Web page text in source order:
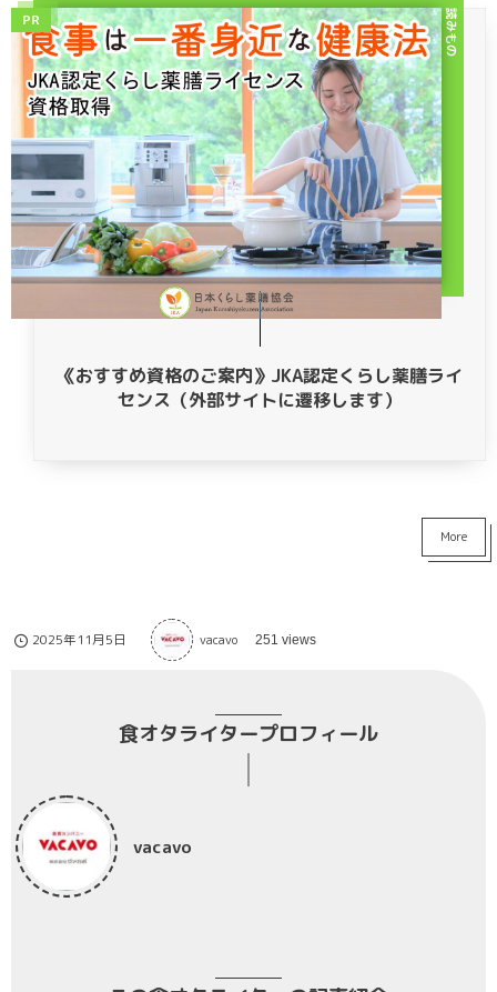
読みもの
《おすすめ資格のご案内》JKA認定くらし薬膳ライ
センス（外部サイトに遷移します）
PR
More
2025年11月5日 vacavo 251 views
食オタライタープロフィール
vacavo